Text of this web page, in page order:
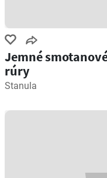
Jemné
rúry
Stanula